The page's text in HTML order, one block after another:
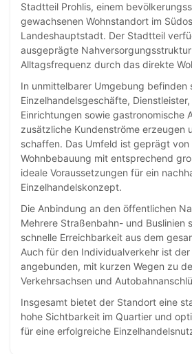
Stadtteil Prohlis, einem
gewachsenen Wohnstandort im
Landeshauptstadt. Der Stadtteil
ausgeprägte
Alltagsfrequenz durch das direkte
In unmittelbarer Umgebung befinden
Einzelhandelsgeschäfte,
Einrichtungen sowie gastronomische
zusätzliche Kundenströme erzeugen
schaffen. Das Umfeld ist geprägt
Wohnbebauung mit entsprechend
ideale Voraussetzungen für ein
Einzelhandelskonzept.
Die Anbindung an den öffentlichen
Mehrere Straßenbahn- und Buslinien
schnelle Erreichbarkeit aus dem
Auch für den Individualverkehr ist
angebunden, mit kurzen Wegen zu
Verkehrsachsen und
Insgesamt bietet der Standort eine
hohe Sichtbarkeit im Quartier und
für eine erfolgreiche